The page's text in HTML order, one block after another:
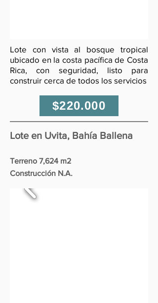
Lote con vista al bosque tropical
ubicado en la costa pacífica de Costa
Rica, con seguridad, listo para
construir cerca de todos los servicios
$220.000
Lote en Uvita, Bahía Ballena
Terreno 7,624 m2
Construcción N.A.